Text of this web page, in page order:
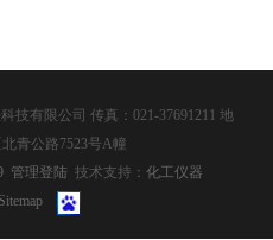
技有限公司 传真：021-37691211 地
青公路7523号A幢
管理登陆 技术支持： 化工仪器